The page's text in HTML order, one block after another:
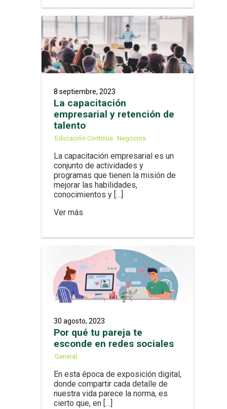
8 septiembre, 2023
La capacitación
empresarial y retención de
talento
Educación Continua Negocios
La capacitación empresarial es un
conjunto de actividades y
programas que tienen la misión de
mejorar las habilidades,
conocimientos y […]
Ver más
30 agosto, 2023
Por qué tu pareja te
esconde en redes sociales
General
En esta época de exposición digital,
donde compartir cada detalle de
nuestra vida parece la norma, es
cierto que, en […]